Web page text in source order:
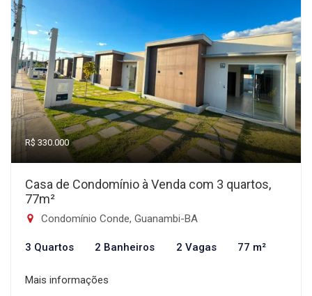
R$ 330.000
Casa de Condomínio à Venda com 3 quartos,
77m²
Condomínio Conde, Guanambi-BA
3 Quartos 2 Banheiros 2 Vagas 77 m²
Mais informações